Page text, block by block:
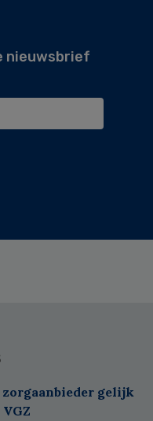
nieuwsbrief
gelijk